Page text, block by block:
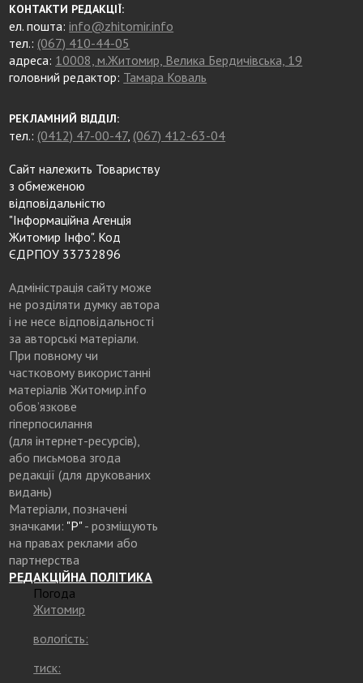
КОНТАКТИ РЕДАКЦІЇ:
ел. пошта:info@zhitomir.info
тел.: (067) 410-44-05
адреса: 10008, м.Житомир, Велика Бердичівська, 19
головний редактор: Тамара Коваль
РЕКЛАМНИЙ ВІДДІЛ:
тел.: (0412) 47-00-47, (067) 412-63-04
Сайт належить Товариству
з обмеженою
відповідальністю
"Інформаційна Агенція
Житомир Інфо". Код
ЄДРПОУ 33732896
Адміністрація сайту може
не розділяти думку автора
і не несе відповідальності
за авторські матеріали.
При повному чи
частковому використанні
матеріалів Житомир.info
обов’язкове
гіперпосилання
(для інтернет-ресурсів),
або письмова згода
редакції (для друкованих
видань)
Матеріали, позначені
значками: "Р"- розміщують
на правах реклами або
партнерства
РЕДАКЦІЙНА ПОЛІТИКА
Погода
Житомир
вологість:
тиск: